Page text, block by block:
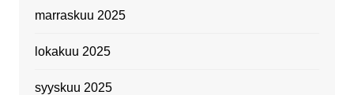
marraskuu 2025
lokakuu 2025
syyskuu 2025